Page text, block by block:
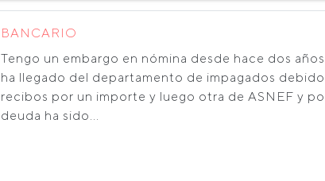
BANCARIO
Tengo un embargo en nómina desde hace dos
ha llegado del departamento de impagados
recibos por un importe y luego otra de ASNEF y
deuda ha sido...